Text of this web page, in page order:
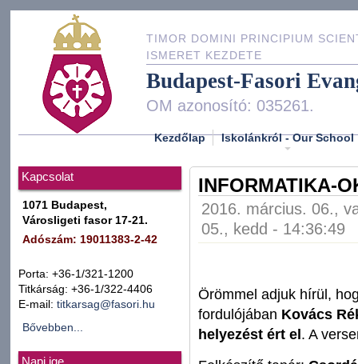
TIMOR DOMINI PRINCIPIUM
ISMERET KEZDETE
Budapest-Fasori
OM azonosító: 035261.
Kezdőlap Iskolánkról - Our School
Kapcsolat
1071 Budapest,
Városligeti fasor 17-21.
Adószám: 19011383-2-42
Porta: +36-1/321-1200
Titkárság: +36-1/322-4406
E-mail: titkarsag@fasori.hu
Bővebben...
INFORMATIKA-
2016. március. 06.,
05., kedd - 14:36:49
Örömmel adjuk hírül,
fordulójában Kovács
helyezést ért el . A